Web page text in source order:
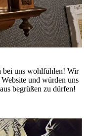
bei uns wohlfühlen! Wir
und würden uns
begrüßen zu dürfen!